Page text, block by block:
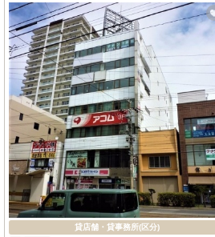
貸店舗・貸事務所(区分)